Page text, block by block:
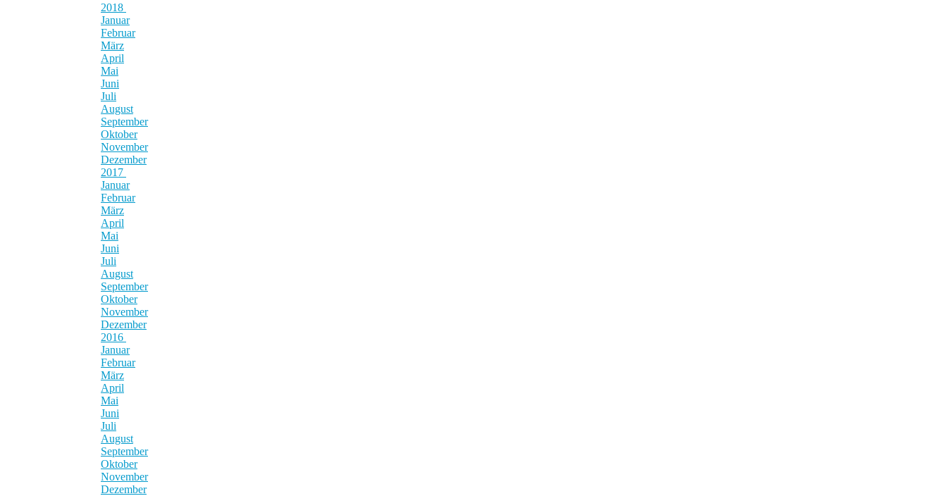
2018
Januar
Februar
März
April
Mai
Juni
Juli
August
September
Oktober
November
Dezember
2017
Januar
Februar
März
April
Mai
Juni
Juli
August
September
Oktober
November
Dezember
2016
Januar
Februar
März
April
Mai
Juni
Juli
August
September
Oktober
November
Dezember